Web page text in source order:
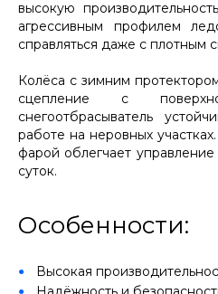
высокую
агрессивным профилем
справляться даже с плотным
Колёса с зимним
сцепление с
снегоотбрасыватель
работе на неровных
фарой облегчает
суток.
Особенности:
Высокая